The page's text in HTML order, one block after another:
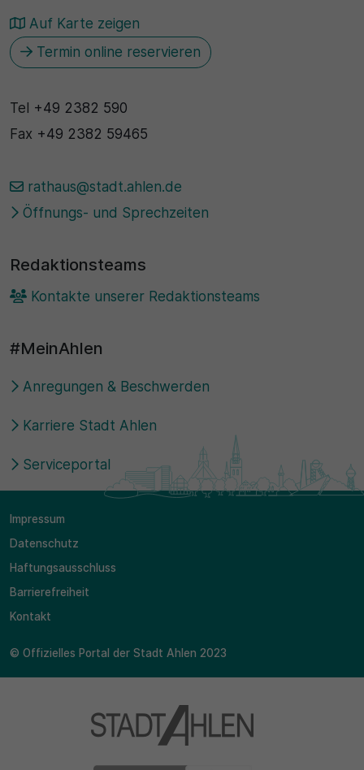
Auf Karte zeigen
Termin online reservieren
Tel +49 2382 590
Fax +49 2382 59465
rathaus@stadt.ahlen.de
Öffnungs- und Sprechzeiten
Redaktionsteams
Kontakte unserer Redaktionsteams
#MeinAhlen
Anregungen & Beschwerden
Karriere Stadt Ahlen
Serviceportal
Impressum
Datenschutz
Haftungsausschluss
Barrierefreiheit
Kontakt
© Offizielles Portal der Stadt Ahlen 2023